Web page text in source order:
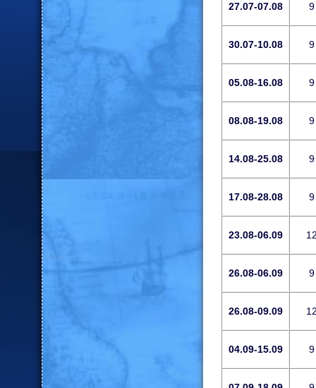
27.07-07.08 9
30.07-10.08 9
05.08-16.08 9
08.08-19.08 9
14.08-25.08 9
17.08-28.08 9
23.08-06.09
26.08-06.09 9
26.08-09.09
04.09-15.09 9